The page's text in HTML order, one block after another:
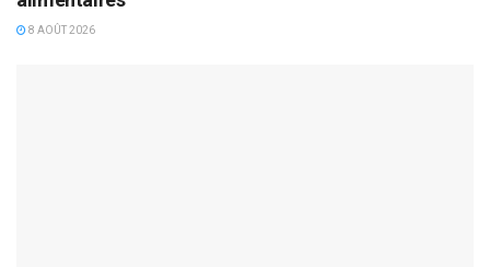
8 AOÛT 2026